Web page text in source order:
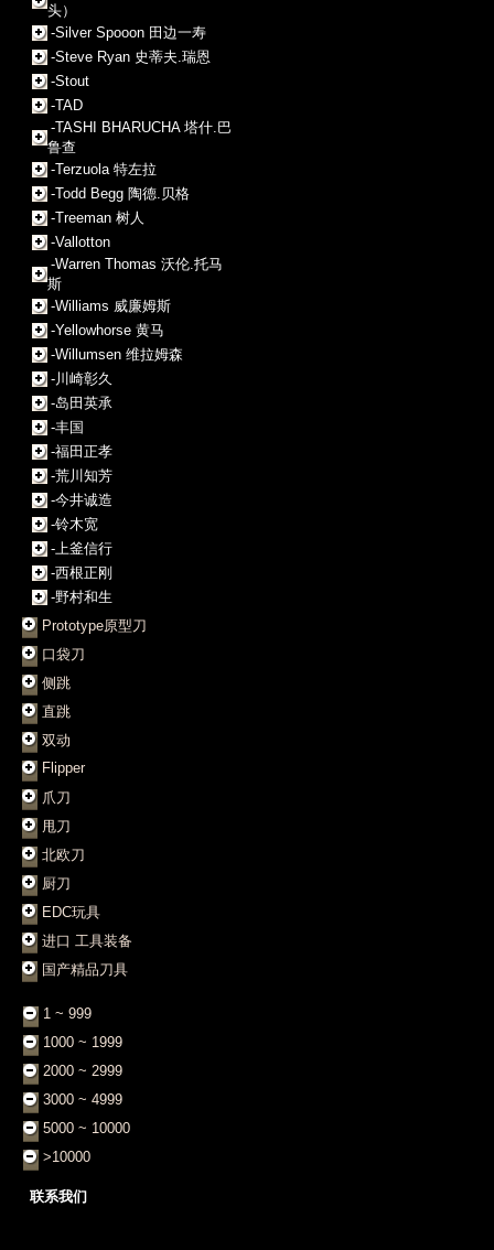
头）
-Silver Spooon 田边一寿
-Steve Ryan 史蒂夫.瑞恩
-Stout
-TAD
-TASHI BHARUCHA 塔什.巴
鲁查
-Terzuola 特左拉
-Todd Begg 陶德.贝格
-Treeman 树人
-Vallotton
-Warren Thomas 沃伦.托马
斯
-Williams 威廉姆斯
-Yellowhorse 黄马
-Willumsen 维拉姆森
-川崎彰久
-岛田英承
-丰国
-福田正孝
-荒川知芳
-今井诚造
-铃木宽
-上釜信行
-西根正刚
-野村和生
Prototype原型刀
口袋刀
侧跳
直跳
双动
Flipper
爪刀
甩刀
北欧刀
厨刀
EDC玩具
进口 工具装备
国产精品刀具
1 ~ 999
1000 ~ 1999
2000 ~ 2999
3000 ~ 4999
5000 ~ 10000
>10000
联系我们